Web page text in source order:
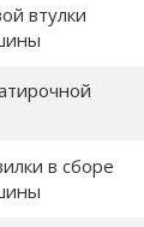
втулки
в сборе